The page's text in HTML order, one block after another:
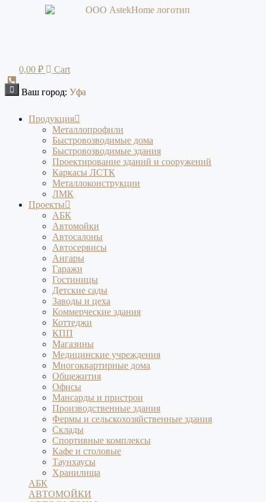
0,00 ₽ Cart
Продукция
Металлопрофили
Быстровозводимые дома
Быстровозводимые здания
Проектирование зданий и сооружений
Каркасы ЛСТК
Металлоконструкции
ЛМК
Проекты
АБК
Автомойки
Автосалоны
Автосервисы
Ангары
Гаражи
Гостиницы
Детские сады
Заводы и цеха
Коммерческие здания
Коттеджи
КПП
Магазины
Медицинские учреждения
Многоквартирные дома
Общежития
Офисы
Мансарды и пристрои
Производственные здания
Фермы и сельскохозяйственные здания
Склады
Спортивные комплексы
Кафе и столовые
Таунхаусы
Хранилища
АБК
АВТОМОЙКИ
Ваш город: Уфа
Ваш город: Уфа